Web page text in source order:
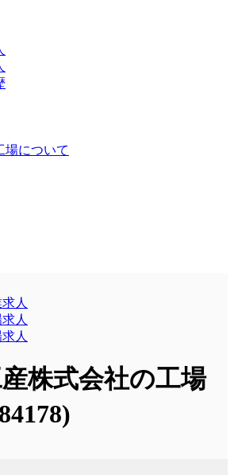
場について
人
人
人
産株式会社の工場